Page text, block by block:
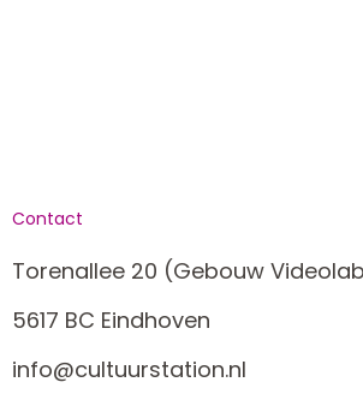
Contact
Torenallee 20 (Gebouw
5617 BC Eindhoven
info@cultuurstation.nl